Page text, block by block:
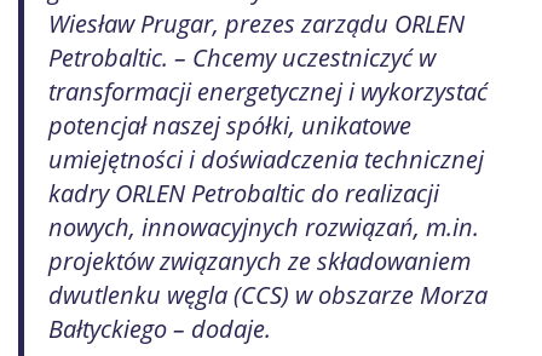
Wiesław Prugar, prezes zarządu ORLEN
Petrobaltic. – Chcemy uczestniczyć w
transformacji energetycznej i wykorzystać
potencjał naszej spółki, unikatowe
umiejętności i doświadczenia technicznej
kadry ORLEN Petrobaltic do realizacji
nowych, innowacyjnych rozwiązań, m.in.
projektów związanych ze składowaniem
dwutlenku węgla (CCS) w obszarze Morza
Bałtyckiego – dodaje.